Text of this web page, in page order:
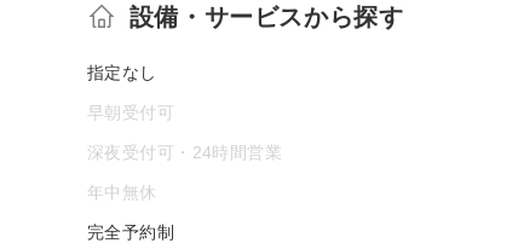
設備・サービスから探す
指定なし
早朝受付可
深夜受付可・24時間営業
年中無休
完全予約制